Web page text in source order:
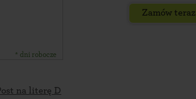
* dni robocze
Zamów teraz
na literę D